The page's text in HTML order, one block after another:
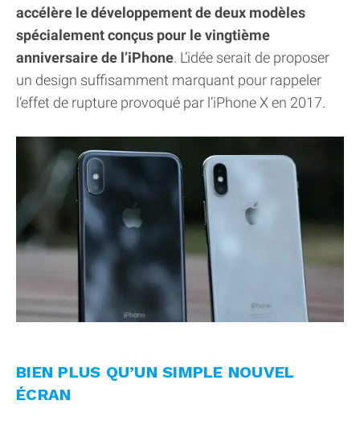
accélère le développement de deux modèles
spécialement conçus pour le vingtième
anniversaire de l’iPhone. L’idée serait de proposer
un design suffisamment marquant pour rappeler
l’effet de rupture provoqué par l’iPhone X en 2017.
BIEN PLUS QU’UN SIMPLE NOUVEL
ÉCRAN